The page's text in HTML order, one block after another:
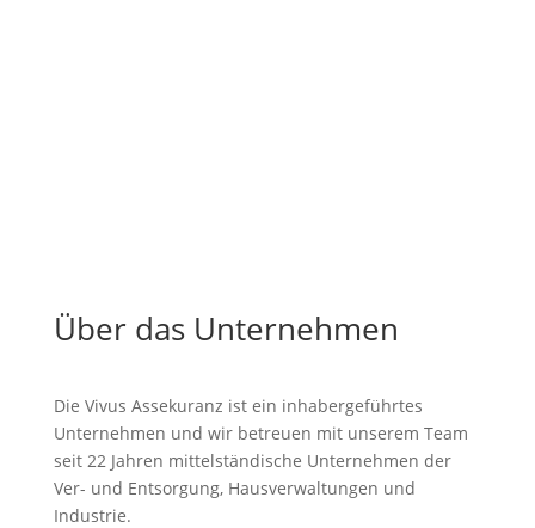
Über das Unternehmen
Die Vivus Assekuranz ist ein inhabergeführtes
Unternehmen und wir betreuen mit unserem Team
seit 22 Jahren mittelständische Unternehmen der
Ver- und Entsorgung, Hausverwaltungen und
Industrie.